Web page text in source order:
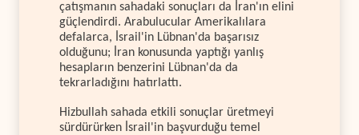
çatışmanın sahadaki sonuçları da İran'ın elini
güçlendirdi. Arabulucular Amerikalılara
defalarca, İsrail'in Lübnan'da başarısız
olduğunu; İran konusunda yaptığı yanlış
hesapların benzerini Lübnan'da da
tekrarladığını hatırlattı.
Hizbullah sahada etkili sonuçlar üretmeyi
sürdürürken İsrail'in başvurduğu temel